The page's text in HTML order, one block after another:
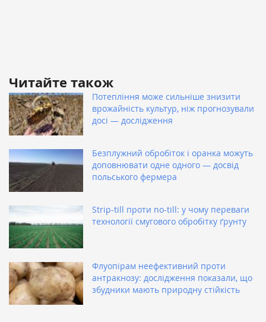
Читайте також
Потепління може сильніше знизити
врожайність культур, ніж прогнозували
досі — дослідження
Безплужний обробіток і оранка можуть
доповнювати одне одного — досвід
польського фермера
Strip-till проти no-till: у чому переваги
технології смугового обробітку ґрунту
Флуопірам неефективний проти
антракнозу: дослідження показали, що
збудники мають природну стійкість